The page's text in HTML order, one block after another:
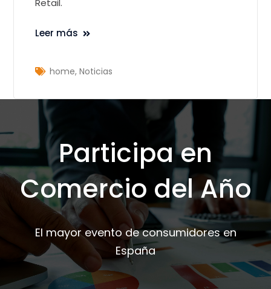
Retail.
Leer más
home,Noticias
Participa en
Comercio del Año
El mayor evento de consumidores en
España